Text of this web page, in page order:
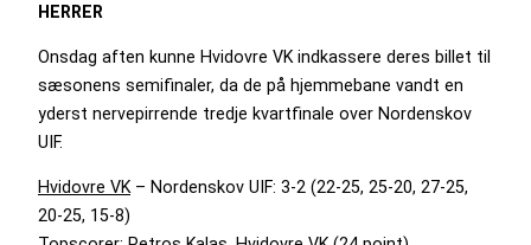
HERRER
Onsdag aften kunne Hvidovre VK indkassere deres billet til
sæsonens semifinaler, da de på hjemmebane vandt en
yderst nervepirrende tredje kvartfinale over Nordenskov
UIF.
Hvidovre VK– Nordenskov UIF: 3-2 (22-25, 25-20, 27-25,
20-25, 15-8)